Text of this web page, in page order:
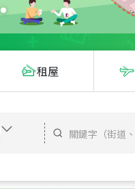
租屋